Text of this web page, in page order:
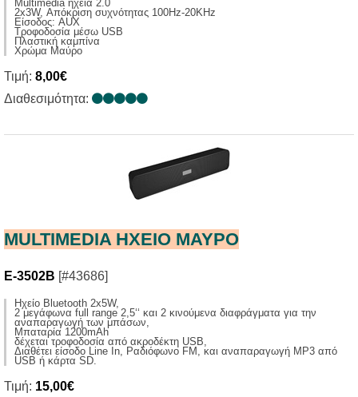
Multimedia ηχεία 2.0
2x3W, Απόκριση συχνότητας 100Hz-20KHz
Είσοδος: AUX
Τροφοδοσία μέσω USB
Πλαστική καμπίνα
Χρώμα Μαύρο
Τιμή: 8,00€
Διαθεσιμότητα:
MULTIMEDIA HXΕΙΟ ΜΑΥΡΟ
E-3502B [#43686]
Ηχείο Bluetooth 2x5W,
2 μεγάφωνα full range 2,5‘‘ και 2 κινούμενα διαφράγματα για την
αναπαραγωγή των μπάσων,
Μπαταρία 1200mAh
δέχεται τροφοδοσία από ακροδέκτη USB,
Διαθέτει είσοδο Line In, Ραδιόφωνο FM, και αναπαραγωγή MP3 από
USB ή κάρτα SD.
Τιμή: 15,00€